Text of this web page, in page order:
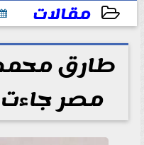
مقالات
2025-07-11 09:08:57
طارق
مصر جاءت